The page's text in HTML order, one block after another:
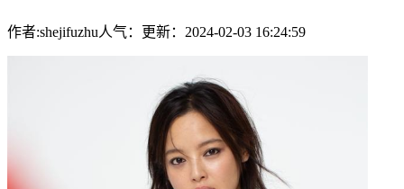
作者:shejifuzhu人气： 更新：2024-02-03 16:24:59